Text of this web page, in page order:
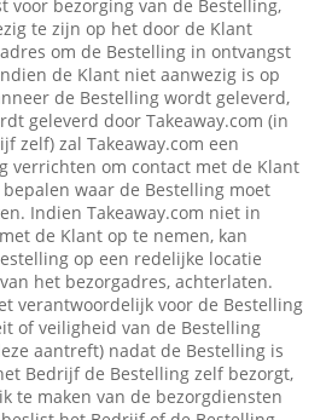
voor bezorging van de Bestelling,
te zijn op het door de Klant
om de Bestelling in ontvangst
de Klant niet aanwezig is op
de Bestelling wordt geleverd,
geleverd door Takeaway.com (in
zelf) zal Takeaway.com een
verrichten om contact met de Klant
waar de Bestelling moet
Indien Takeaway.com niet in
de Klant op te nemen, kan
op een redelijke locatie
het bezorgadres, achterlaten.
verantwoordelijk voor de Bestelling
of veiligheid van de Bestelling
aantreft) nadat de Bestelling is
Bedrijf de Bestelling zelf bezorgt,
te maken van de bezorgdiensten